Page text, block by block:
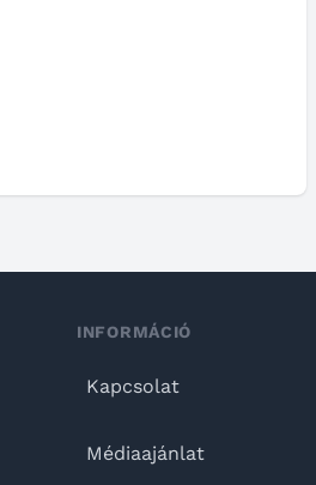
INFORMÁCIÓ
Kapcsolat
Médiaajánlat